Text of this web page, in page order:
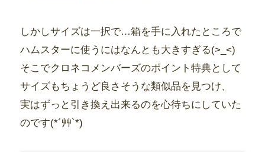
しかしサイズは一択で…箱を手に入れたところで
ハムスターに使うにはなんとも大きすぎる(>_<)
そこでクロネコメンバーズのポイント特典として
サイズもちょうど良さそうな類似品を見つけ、
実はずっと引き換え出来るのを心待ちにしていた
のです(*´艸`*)